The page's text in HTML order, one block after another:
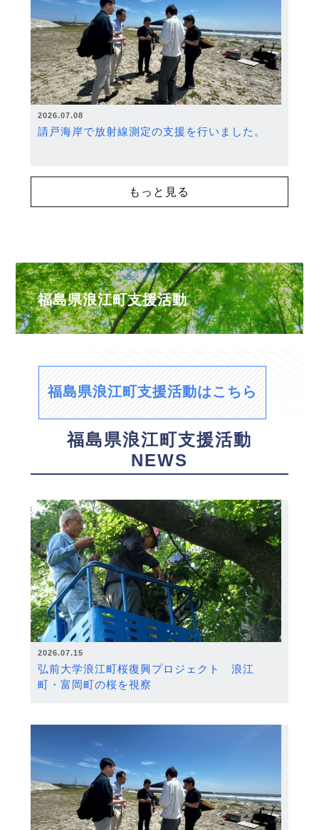
2026.07.08
請戸海岸で放射線測定の支援を行いました。
もっと見る
福島県浪江町支援活動
福島県浪江町支援活動はこちら
福島県浪江町支援活動
NEWS
2026.07.15
弘前大学浪江町桜復興プロジェクト 浪江
町・富岡町の桜を視察